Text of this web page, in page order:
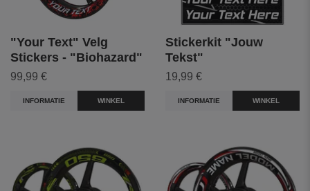
"Your Text" Velg
Stickers - "Biohazard"
99,99 €
INFORMATIE WINKEL
Stickerkit "Jouw
Tekst"
19,99 €
INFORMATIE WINKEL